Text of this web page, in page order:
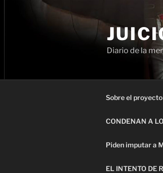
Diario de la
Sobre el proyecto
CONDENAN A
Piden imputar a
EL INTENTO DE